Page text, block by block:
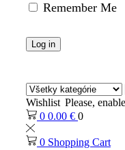
Remember Me
Log in
Wishlist Please,
0 0.00 € 0
0 Shopping Cart